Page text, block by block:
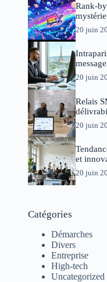
Rank-
20 juin
20 juin
Relais
20 juin
et
20 juin
Catégories
Démarches
Divers
Entreprise
High-tech
Uncategorized